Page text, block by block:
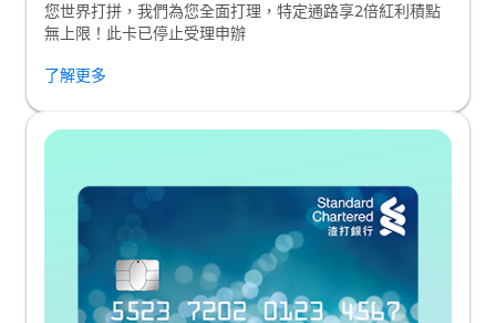
您世界打拼，我們為您全面打理，特定通路享2倍紅利積點
無上限！此卡已停止受理申辦
了解更多